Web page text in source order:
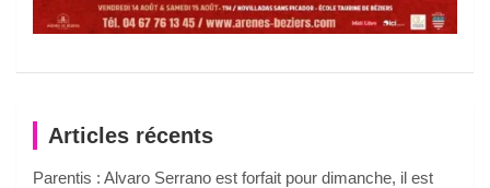
Articles récents
Parentis : Alvaro Serrano est forfait pour dimanche, il est